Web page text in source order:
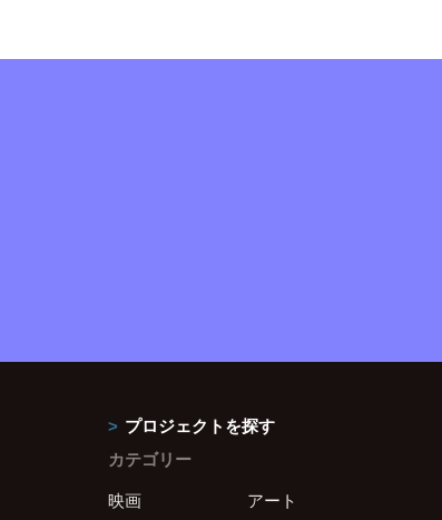
プロジェクトを探す
カテゴリー
映画
アート